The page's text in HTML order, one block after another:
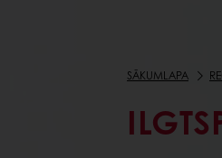
SĀKUMLAPA